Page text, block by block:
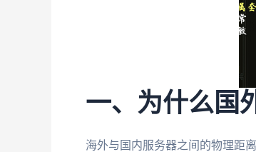
一、为什么国
海外与国内服务器之间的物理距